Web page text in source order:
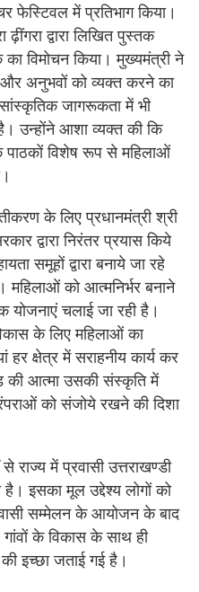
फेस्टिवल में प्रतिभाग किया।
द्वारा लिखित पुस्तक
विमोचन किया। मुख्यमंत्री ने
और अनुभवों को व्यक्त करने का
जागरूकता में भी
है। उन्होंने आशा व्यक्त की कि
विशेष रूप से महिलाओं
के लिए प्रधानमंत्री श्री
द्वारा निरंतर प्रयास किये
समूहों द्वारा बनाये जा रहे
महिलाओं को आत्मनिर्भर बनाने
योजनाएं चलाई जा रही है।
के लिए महिलाओं का
क्षेत्र में सराहनीय कार्य कर
की आत्मा उसकी संस्कृति में
को संजोये रखने की दिशा
राज्य में प्रवासी उत्तराखण्डी
इसका मूल उद्देश्य लोगों को
सम्मेलन के आयोजन के बाद
के विकास के साथ ही
इच्छा जताई गई है।